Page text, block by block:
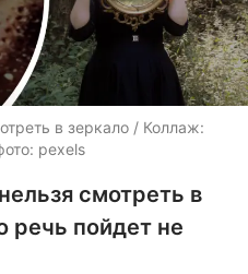
в зеркало / Коллаж:
pexels
смотреть в
речь пойдет не